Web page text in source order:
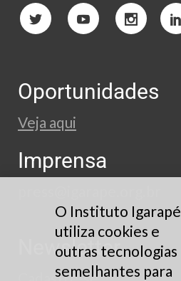
Oportunidades
Veja aqui
Imprensa
Newsletter
O Instituto Igarapé
utiliza cookies e
outras tecnologias
semelhantes para